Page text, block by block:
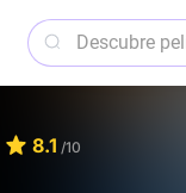
8.1 /10